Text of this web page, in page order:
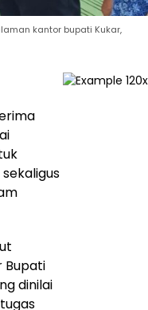
kantor bupati Kukar,
Bupati
dinilai